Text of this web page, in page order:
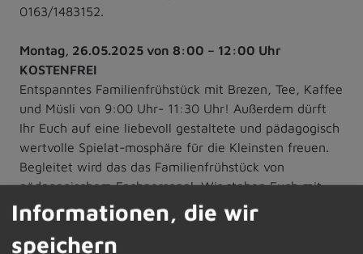
0163/1483152.
Montag, 26.05.2025 von 8:00 – 12:00 Uhr
KOSTENFREI
Entspanntes Familienfrühstück mit Brezen, Tee, Kaffee
und Müsli von 9:00 Uhr- 11:30 Uhr! Außerdem dürft
Ihr Euch auf eine liebevoll gestaltete und pädagogisch
wertvolle Spielat-mosphäre für die Kleinsten freuen.
Begleitet wird das das Familienfrühstück von
pädagogischem Fachpersonal. Wir stehen Euch mit
Rat und Tat zur Seite bei Fragen rund ums Eltern-Sein,
Erziehung, weiterführende Bera-tungs- und
Hilfsangebote für Familien.
Informationen, die wir
speichern